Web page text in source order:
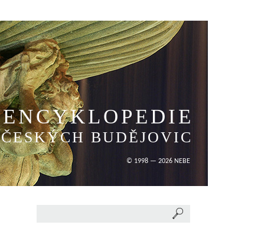
ENCYKLOPEDIE
ČESKÝCH BUDĚJOVIC
© 1998 — 2026 NEBE